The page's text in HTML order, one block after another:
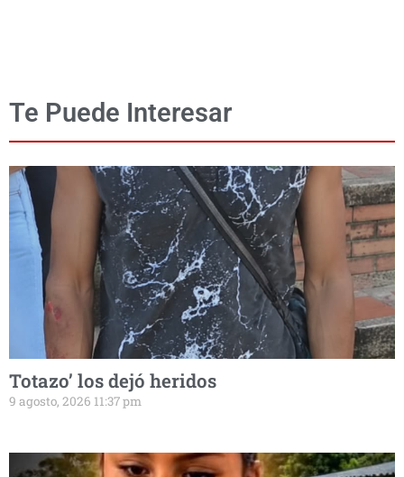
Te Puede Interesar
Totazo’ los dejó heridos
9 agosto, 2026 11:37 pm